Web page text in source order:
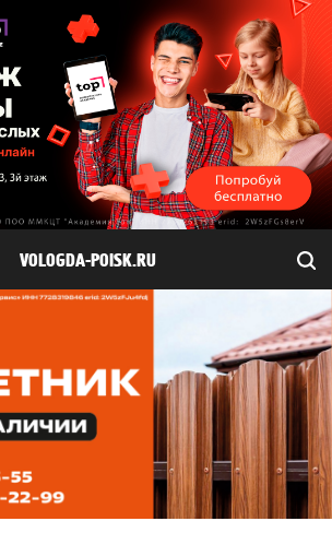
VOLOGDA-POISK.RU